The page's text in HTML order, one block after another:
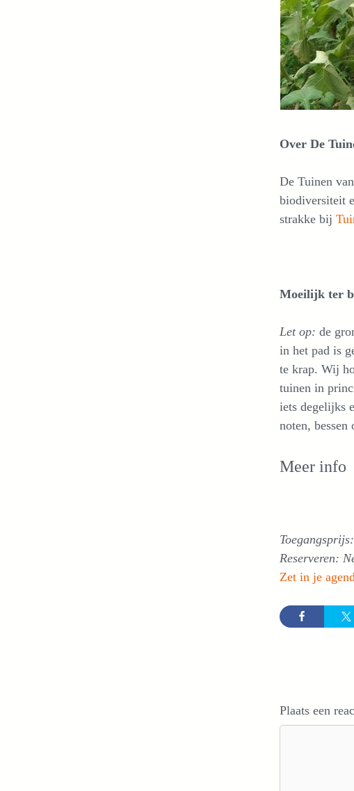
Over De
De Tuinen
biodiversiteit
strakke bij
Moeilijk ter
Let op: de
in het pad is
te krap. Wij
tuinen in
iets degelijks
noten,
Meer info
Reserveren:
Zet in je
Plaats een